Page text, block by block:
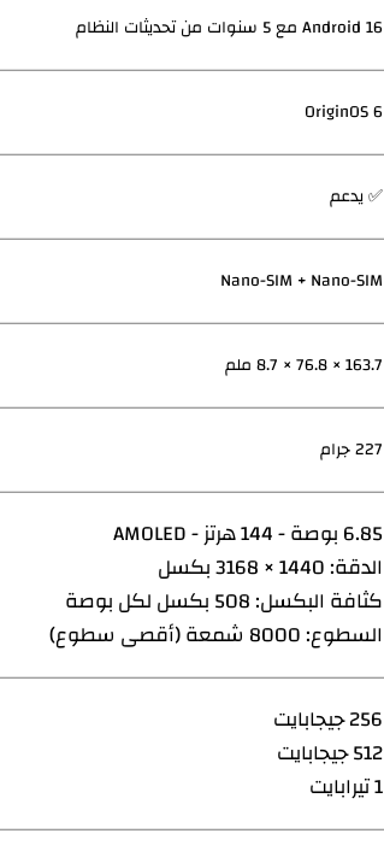
Android 16 مع 5 سنوات من تحديثات النظام
OriginOS 6
✅ يدعم
Nano-SIM + Nano-SIM
163.7 × 76.8 × 8.7 ملم
227 جرام
6.85 بوصة - 144 هرتز - AMOLED
الدقة: 1440 × 3168 بكسل
كثافة البكسل: 508 بكسل لكل بوصة
السطوع: 8000 شمعة (أقصى سطوع)
256 جيجابايت
512 جيجابايت
1 تيرابايت